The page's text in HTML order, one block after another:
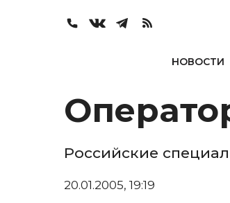
НОВОСТИ
Российские
20.01.2005, 19:19